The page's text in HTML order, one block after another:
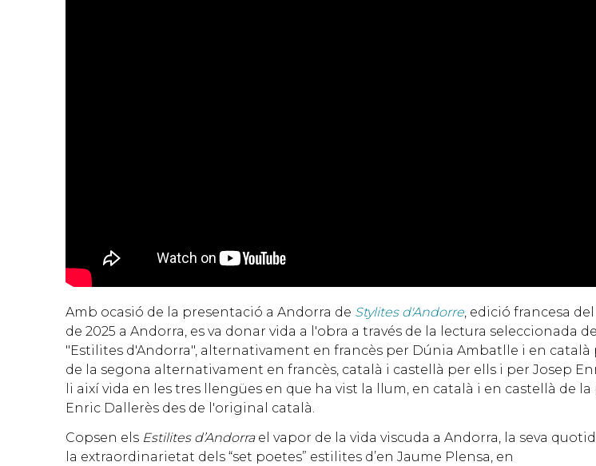
Amb ocasió de la presentació a Andorra de Stylites d'Andorre, edició francesa
de 2025 a Andorra, es va donar vida a l'obra a través de la lectura seleccionada
"Estilites d'Andorra", alternativament en francès per Dúnia Ambatlle i en català
de la segona alternativament en francès, català i castellà per ells i per Josep
li així vida en les tres llengües en que ha vist la llum, en català i en castellà de
Enric Dallerès des de l'original català.
Copsen els Estilites d’Andorrael vapor de la vida viscuda a Andorra, la seva
la extraordinarietat dels “set poetes” estilites d’en Jaume Plensa, en